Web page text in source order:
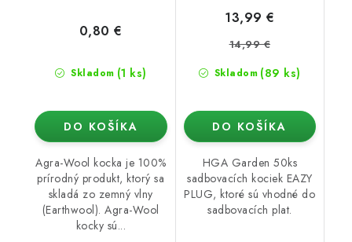
Skladom (1 ks)
0,80 €
DO KOŠÍKA
Agra-Wool kocka je 100%
prírodný produkt, ktorý sa
skladá zo zemný vlny
(Earthwool). Agra-Wool
kocky sú...
Skladom (89 ks)
13,99 €
14,99 €
DO KOŠÍKA
HGA Garden 50ks
sadbovacích kociek EAZY
PLUG, ktoré sú vhodné do
sadbovacích plat.